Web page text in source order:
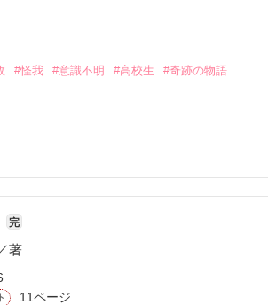
ト合同企画「1話からの長編大賞」ベリ
は、覚悟を決めてフェリクスのところへ向か
です✩︎⡱
#怪我 #意識不明 #高校生 #奇跡の物語
起こっている私と彼の実話の話です。付き合
校二年生の彼の、徳と卒業したての高校三年
無事に退院して彼女と再会できるまでのまる
完
著
11ページ